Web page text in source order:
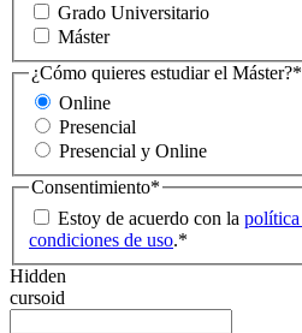
Grado Universitario
Máster
¿Cómo quieres estudiar el Máster?*
Online
Presencial
Presencial y Online
Consentimiento*
Estoy de acuerdo con la
condiciones de uso.*
Hidden
cursoid